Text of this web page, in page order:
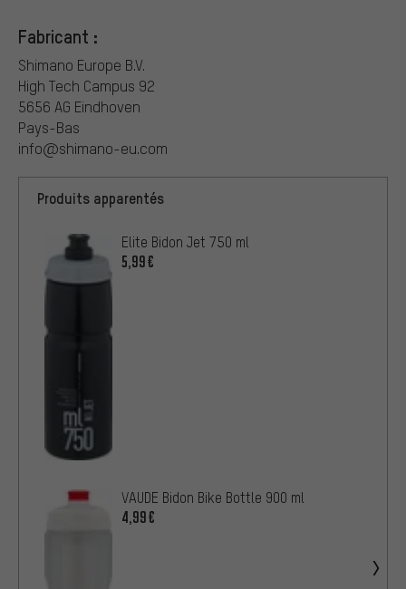
Fabricant :
Shimano Europe B.V.
High Tech Campus 92
5656 AG Eindhoven
Pays-Bas
info@shimano-eu.com
Produits apparentés
Elite Bidon Jet 750 ml
5,99€
VAUDE Bidon Bike Bottle 900 ml
4,99€